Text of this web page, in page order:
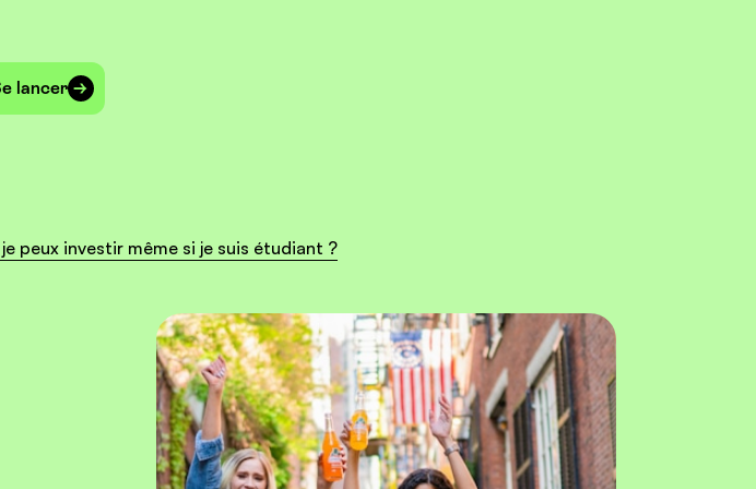
lancer
peux investir même si je suis étudiant ?